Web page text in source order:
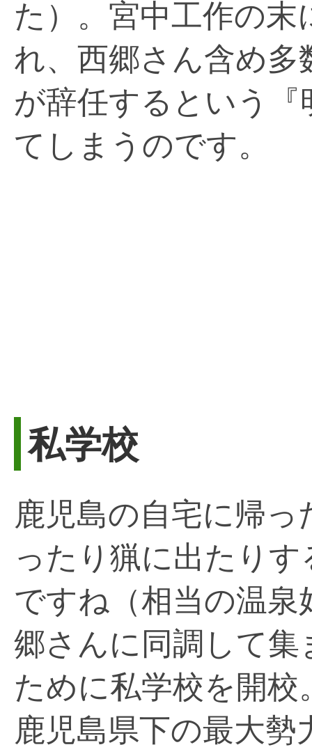
た）。宮中工作の
れ、西郷さん含め多
が辞任するという
てしまうのです。
私学校
鹿児島の自宅に帰
ったり猟に出たり
ですね（相当の温
郷さんに同調して
ために私学校を開
鹿児島県下の最大